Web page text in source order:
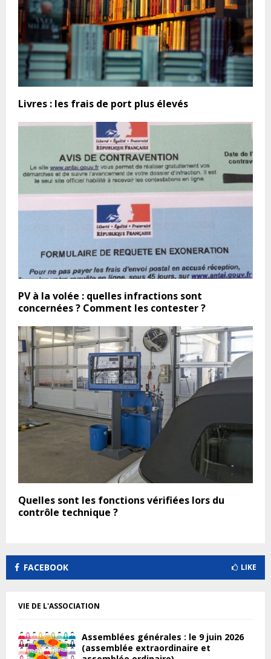
Livres : les frais de port plus élevés
PV à la volée : quelles infractions sont
concernées ? Comment les contester ?
Quelles sont les fonctions vérifiées lors du
contrôle technique ?
FACEBOOK LIKE
VIE DE L'ASSOCIATION
Assemblées générales : le 9 juin 2026
(assemblée extraordinaire et